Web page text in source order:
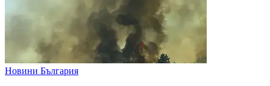
Новини България